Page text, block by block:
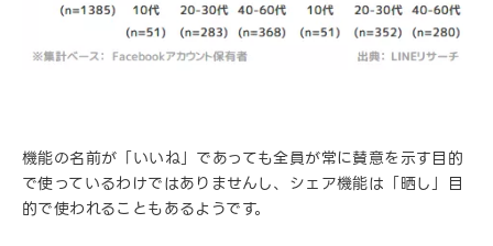
機能の名前が「いいね」であっても全員が常に賛意を示す目的
で使っているわけではありませんし、シェア機能は「晒し」目
的で使われることもあるようです。